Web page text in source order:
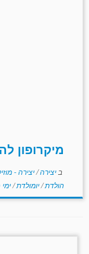
מיקרופון
ב יצירה/יצירה -
הולדת/יומולדת/